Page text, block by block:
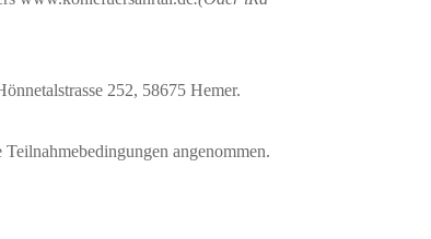
252, 58675 Hemer.
angenommen.